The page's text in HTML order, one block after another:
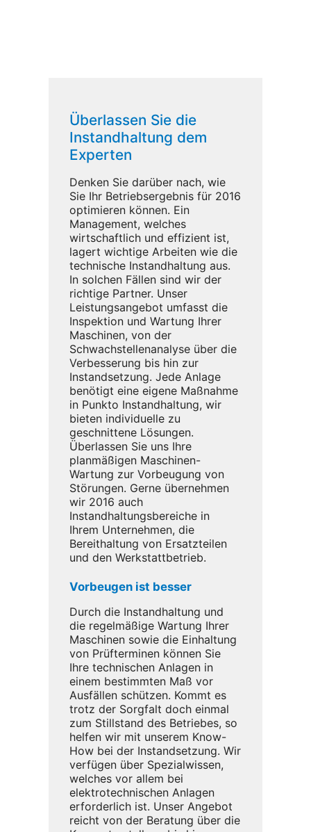
Überlassen Sie die
Instandhaltung dem
Experten
Denken Sie darüber nach, wie
Sie Ihr Betriebsergebnis für 2016
optimieren können. Ein
Management, welches
wirtschaftlich und effizient ist,
lagert wichtige Arbeiten wie die
technische Instandhaltung aus.
In solchen Fällen sind wir der
richtige Partner. Unser
Leistungsangebot umfasst die
Inspektion und Wartung Ihrer
Maschinen, von der
Schwachstellenanalyse über die
Verbesserung bis hin zur
Instandsetzung. Jede Anlage
benötigt eine eigene Maßnahme
in Punkto Instandhaltung, wir
bieten individuelle zu
geschnittene Lösungen.
Überlassen Sie uns Ihre
planmäßigen Maschinen-
Wartung zur Vorbeugung von
Störungen. Gerne übernehmen
wir 2016 auch
Instandhaltungsbereiche in
Ihrem Unternehmen, die
Bereithaltung von Ersatzteilen
und den Werkstattbetrieb.
Vorbeugen ist besser
Durch die Instandhaltung und
die regelmäßige Wartung Ihrer
Maschinen sowie die Einhaltung
von Prüfterminen können Sie
Ihre technischen Anlagen in
einem bestimmten Maß vor
Ausfällen schützen. Kommt es
trotz der Sorgfalt doch einmal
zum Stillstand des Betriebes, so
helfen wir mit unserem Know-
How bei der Instandsetzung. Wir
verfügen über Spezialwissen,
welches vor allem bei
elektrotechnischen Anlagen
erforderlich ist. Unser Angebot
reicht von der Beratung über die